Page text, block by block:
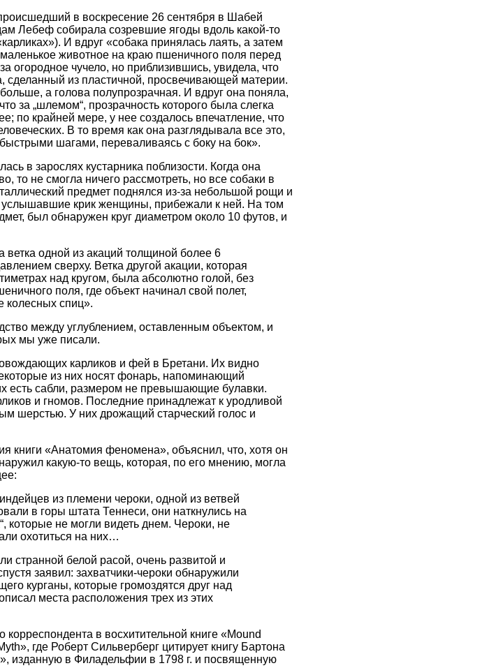
в воскресение 26 сентября в Шабей
Лебеф собирала созревшие ягоды вдоль какой-то
И вдруг «собака принялась лаять, а затем
животное на краю пшеничного поля перед
огородное чучело, но приблизившись, увидела, что
сделанный из пластичной, просвечивающей материи.
а голова полупрозрачная. И вдруг она поняла,
за „шлемом“, прозрачность которого была слегка
по крайней мере, у нее создалось впечатление, что
В то время как она разглядывала все это,
шагами, переваливаясь с боку на бок».
в зарослях кустарника поблизости. Когда она
то не смогла ничего рассмотреть, но все собаки в
предмет поднялся из-за небольшой рощи и
услышавшие крик женщины, прибежали к ней. На том
был обнаружен круг диаметром около 10 футов, и
ветка одной из акаций толщиной более 6
сверху. Ветка другой акации, которая
над кругом, была абсолютно голой, без
поля, где объект начинал свой полет,
колесных спиц».
между углублением, оставленным объектом, и
мы уже писали.
карликов и фей в Бретани. Их видно
из них носят фонарь, напоминающий
есть сабли, размером не превышающие булавки.
и гномов. Последние принадлежат к уродливой
шерстью. У них дрожащий старческий голос и
книги «Анатомия феномена», объяснил, что, хотя он
какую-то вещь, которая, по его мнению, могла
из племени чероки, одной из ветвей
в горы штата Теннеси, они наткнулись на
которые не могли видеть днем. Чероки, не
охотиться на них…
странной белой расой, очень развитой и
заявил: захватчики-чероки обнаружили
курганы, которые громоздятся друг над
места расположения трех из этих
в восхитительной книге «Mound
где Роберт Сильверберг цитирует книгу Бартона
изданную в Филадельфии в 1798 г. и посвященную